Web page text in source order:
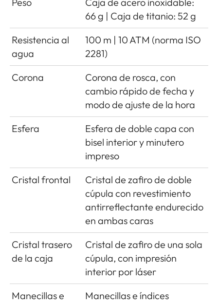
66 g | Caja de titanio: 52 g
Resistencia al
agua
100 m | 10 ATM (norma ISO
2281)
Corona
Corona de rosca, con
cambio rápido de fecha y
modo de ajuste de la hora
Esfera
Esfera de doble capa con
bisel interior y minutero
impreso
Cristal frontal
Cristal de zafiro de doble
cúpula con revestimiento
antirreflectante endurecido
en ambas caras
Cristal trasero
de la caja
Cristal de zafiro de una sola
cúpula, con impresión
interior por láser
Manecillas e
Manecillas e índices